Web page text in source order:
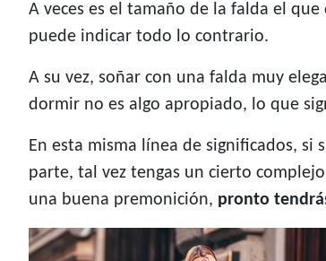
A veces es el tamaño de la falda el
puede indicar todo lo contrario.
A su vez, soñar con una falda muy
dormir no es algo apropiado, lo que
En esta misma línea de significados,
parte, tal vez tengas un cierto
una buena premonición, pronto